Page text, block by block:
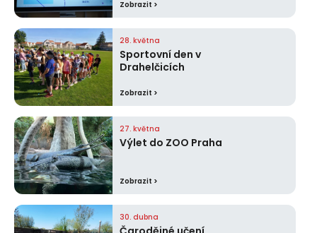
Zobrazit >
28. května
Sportovní den v
Drahelčicích
Zobrazit >
27. května
Výlet do ZOO Praha
Zobrazit >
30. dubna